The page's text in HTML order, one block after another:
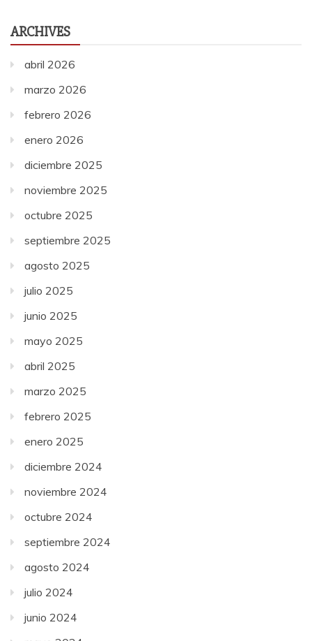
ARCHIVES
abril 2026
marzo 2026
febrero 2026
enero 2026
diciembre 2025
noviembre 2025
octubre 2025
septiembre 2025
agosto 2025
julio 2025
junio 2025
mayo 2025
abril 2025
marzo 2025
febrero 2025
enero 2025
diciembre 2024
noviembre 2024
octubre 2024
septiembre 2024
agosto 2024
julio 2024
junio 2024